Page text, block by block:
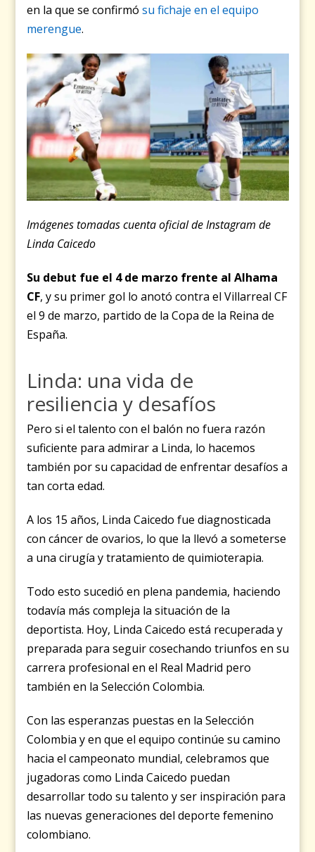
en la que se confirmó su fichaje en el equipo
merengue.
Imágenes tomadas cuenta oficial de Instagram de
Linda Caicedo
Su debut fue el 4 de marzo frente al Alhama
CF, y su primer gol lo anotó contra el Villarreal CF
el 9 de marzo, partido de la Copa de la Reina de
España.
Linda: una vida de
resiliencia y desafíos
Pero si el talento con el balón no fuera razón
suficiente para admirar a Linda, lo hacemos
también por su capacidad de enfrentar desafíos a
tan corta edad.
A los 15 años, Linda Caicedo fue diagnosticada
con cáncer de ovarios, lo que la llevó a someterse
a una cirugía y tratamiento de quimioterapia.
Todo esto sucedió en plena pandemia, haciendo
todavía más compleja la situación de la
deportista. Hoy, Linda Caicedo está recuperada y
preparada para seguir cosechando triunfos en su
carrera profesional en el Real Madrid pero
también en la Selección Colombia.
Con las esperanzas puestas en la Selección
Colombia y en que el equipo continúe su camino
hacia el campeonato mundial, celebramos que
jugadoras como Linda Caicedo puedan
desarrollar todo su talento y ser inspiración para
las nuevas generaciones del deporte femenino
colombiano.